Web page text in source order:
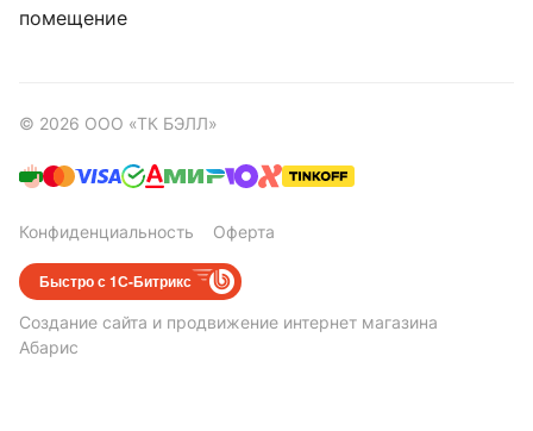
помещение
© 2026 ООО «ТК БЭЛЛ»
Конфиденциальность Оферта
Быстро с 1С-Битрикс
Создание сайта и продвижение интернет магазина
Абарис